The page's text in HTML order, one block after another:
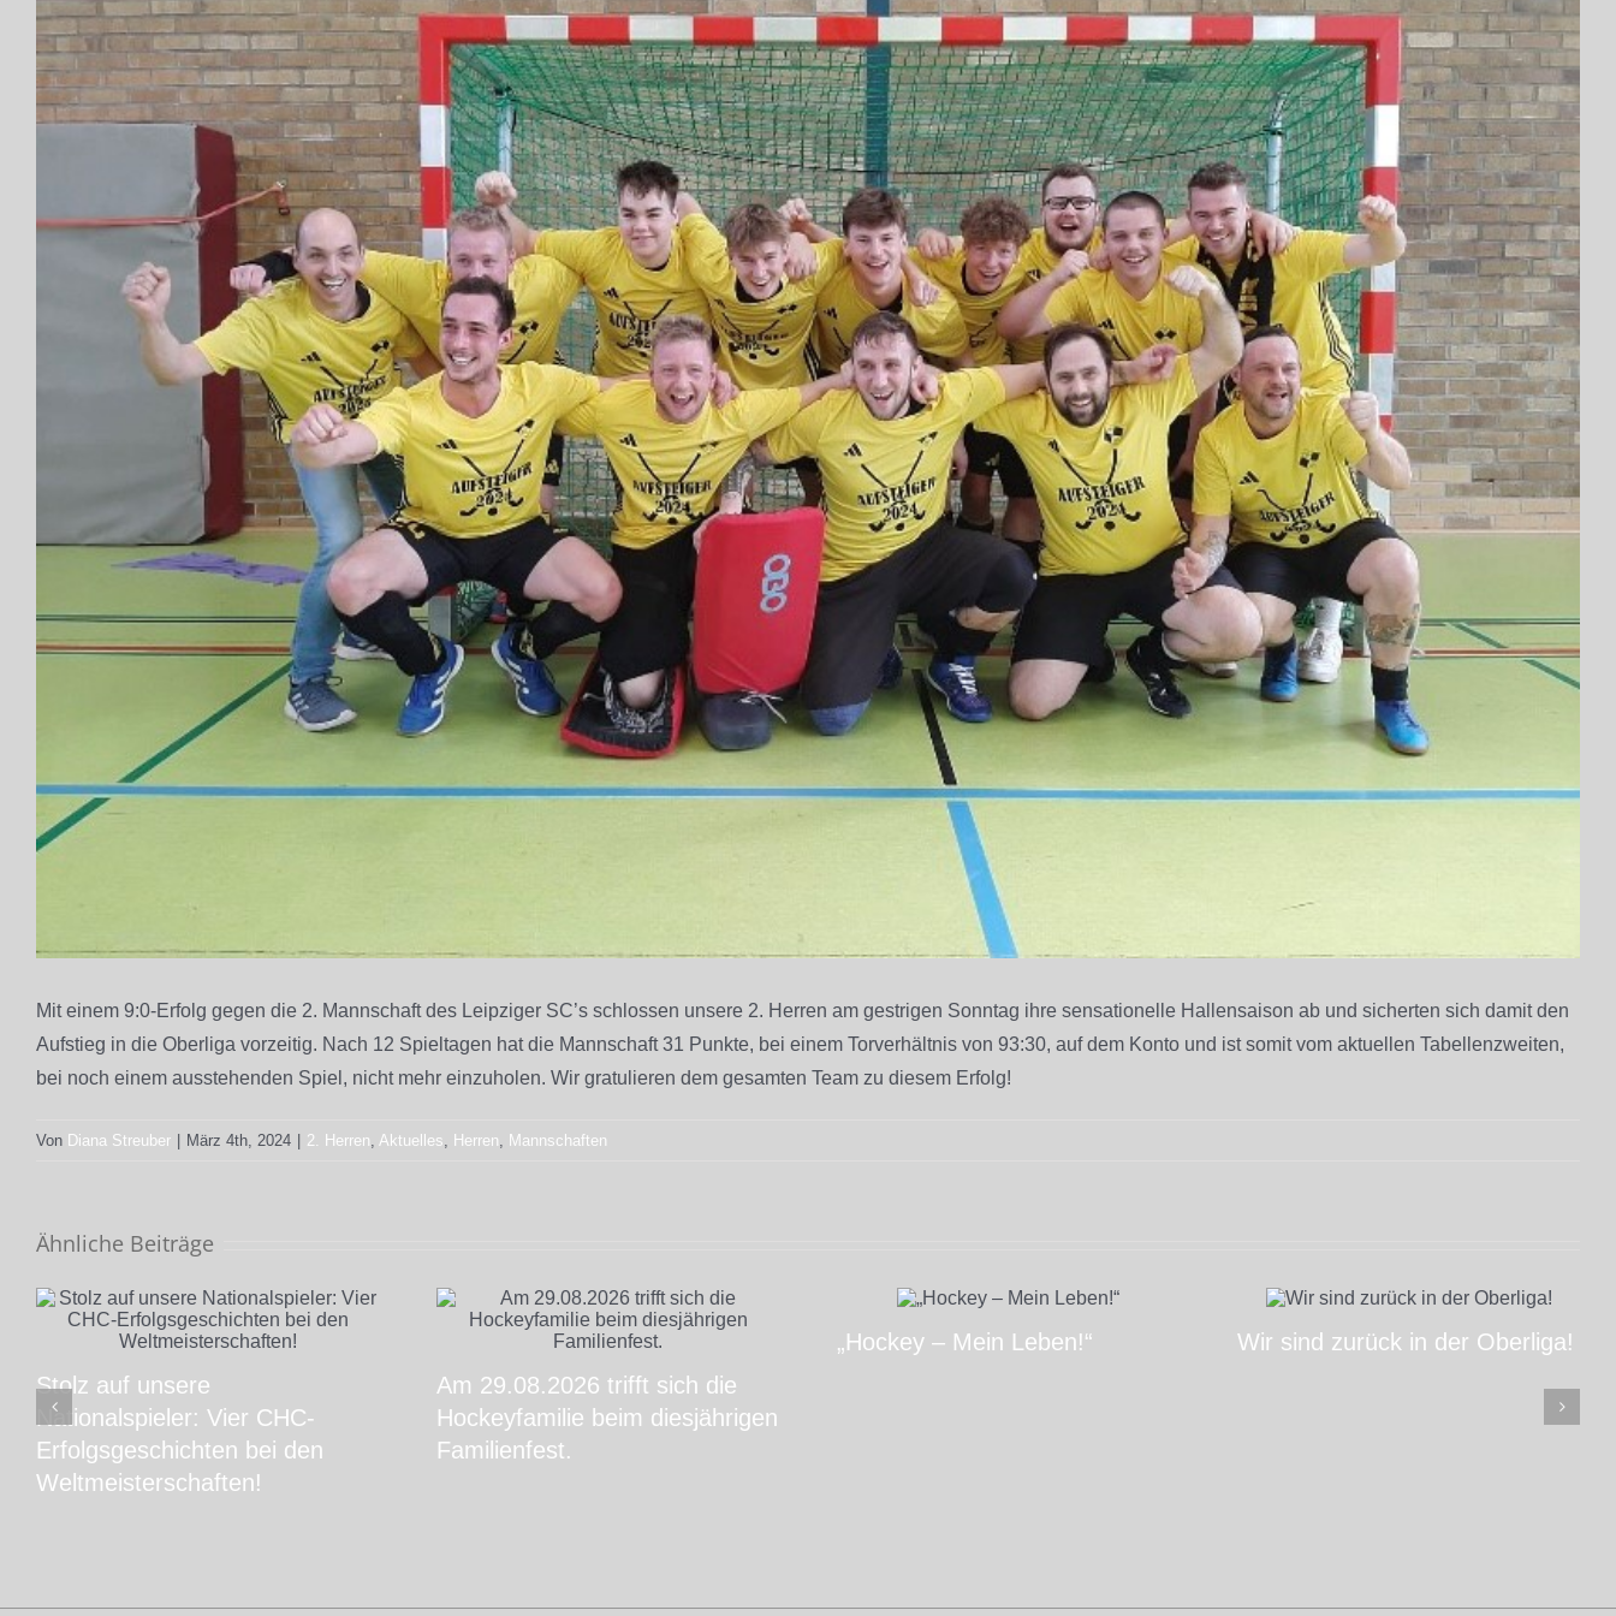
Mit einem 9:0-Erfolg gegen die 2. Mannschaft des Leipziger SC’s schlossen unsere 2. Herren am gestrigen Sonntag ihre sensationelle Hallensaison ab und sicherten sich damit den
Aufstieg in die Oberliga vorzeitig. Nach 12 Spieltagen hat die Mannschaft 31 Punkte, bei einem Torverhältnis von 93:30, auf dem Konto und ist somit vom aktuellen Tabellenzweiten,
bei noch einem ausstehenden Spiel, nicht mehr einzuholen. Wir gratulieren dem gesamten Team zu diesem Erfolg!
Von Diana Streuber März 4th, 2024 2. Herren, Aktuelles, Herren, Mannschaften
Ähnliche Beiträge
Stolz auf unsere
Nationalspieler: Vier CHC-
Erfolgsgeschichten bei den
Weltmeisterschaften!
Am 29.08.2026 trifft sich die
Hockeyfamilie beim diesjährigen
Familienfest.
„Hockey – Mein Leben!“ Wir sind zurück in der Oberliga!